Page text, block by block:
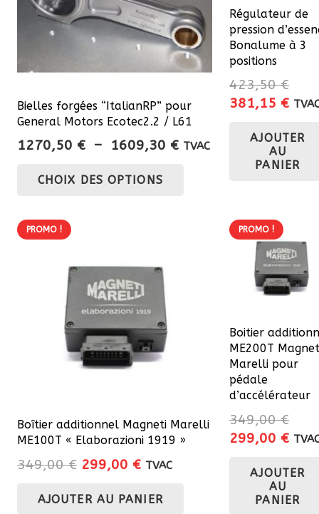
Bielles forgées “ItalianRP” pour
General Motors Ecotec2.2 / L61
1270,50 € – 1609,30 €Plage
1609,30 €
TVAC
CHOIX DES OPTIONS
plusieurs
variations.
choisies
du
Régulateur de
pression
Bonalume à 3
positions
423,50€
Le
initial
était :
381,15 €Le
est :
AJOUTER
AU
PANIER
PROMO !
Boîtier additionnel Magneti Marelli
ME100T « Elaborazioni 1919 »
349,00€ Le
initial
299,00 €Le
actuel
TVAC
AJOUTER AU PANIER
PROMO !
Boitier
ME200T
Marelli pour
pédale
d’accélérateur
349,00€
Le
initial
était :
299,00 €Le
est :
AJOUTER
AU
PANIER